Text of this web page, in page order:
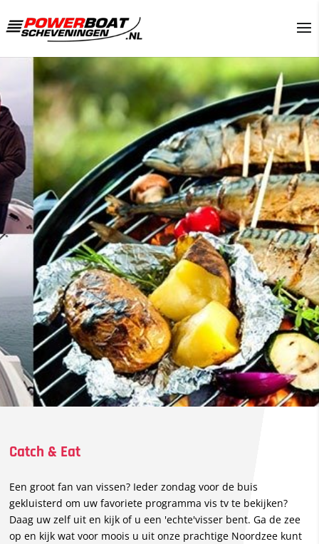
Catch & Eat
Een groot fan van vissen? Ieder zondag voor de buis
gekluisterd om uw favoriete programma vis tv te bekijken?
Daag uw zelf uit en kijk of u een 'echte'visser bent. Ga de zee
op en kijk wat voor moois u uit onze prachtige Noordzee kunt